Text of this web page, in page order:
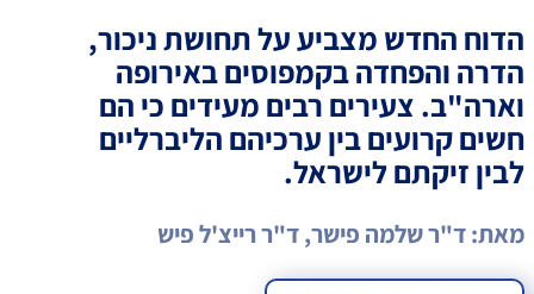
הדוח החדש מצביע על תחושת ניכור,
הדרה והפחדה בקמפוסים באירופה
וארה"ב. צעירים רבים מעידים כי הם
חשים קרועים בין ערכיהם הליברליים
לבין זיקתם לישראל.
מאת: ד"ר שלמה פישר, ד"ר רייצ'ל פיש